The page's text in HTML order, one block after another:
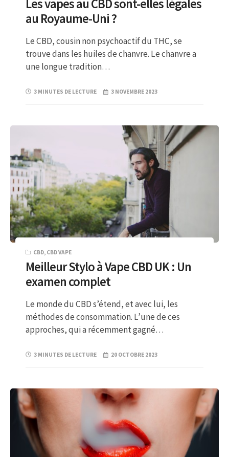
Les vapes au CBD sont-elles légales
au Royaume-Uni ?
Le CBD, cousin non psychoactif du THC, se
trouve dans les huiles de chanvre. Le chanvre a
une longue tradition…
3 MINUTES DE LECTURE 3 NOVEMBRE 2023
CBD, CBD VAPE
Meilleur Stylo à Vape CBD UK : Un
examen complet
Le monde du CBD s’étend, et avec lui, les
méthodes de consommation. L’une de ces
approches, qui a récemment gagné…
3 MINUTES DE LECTURE 20 OCTOBRE 2023